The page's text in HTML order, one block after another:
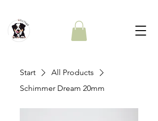
Start
All Products
Schimmer Dream 20mm